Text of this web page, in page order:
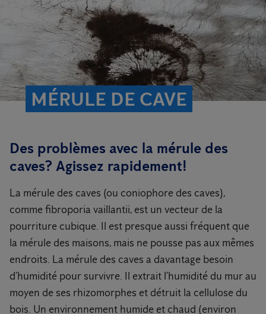
MÉRULE DE CAVE
Des problèmes avec la mérule des
caves? Agissez rapidement!
La mérule des caves (ou coniophore des caves),
comme fibroporia vaillantii, est un vecteur de la
pourriture cubique. Il est presque aussi fréquent que
la mérule des maisons, mais ne pousse pas aux mêmes
endroits. La mérule des caves a davantage besoin
d’humidité pour survivre. Il extrait l’humidité du mur au
moyen de ses rhizomorphes et détruit la cellulose du
bois. Un environnement humide et chaud (environ